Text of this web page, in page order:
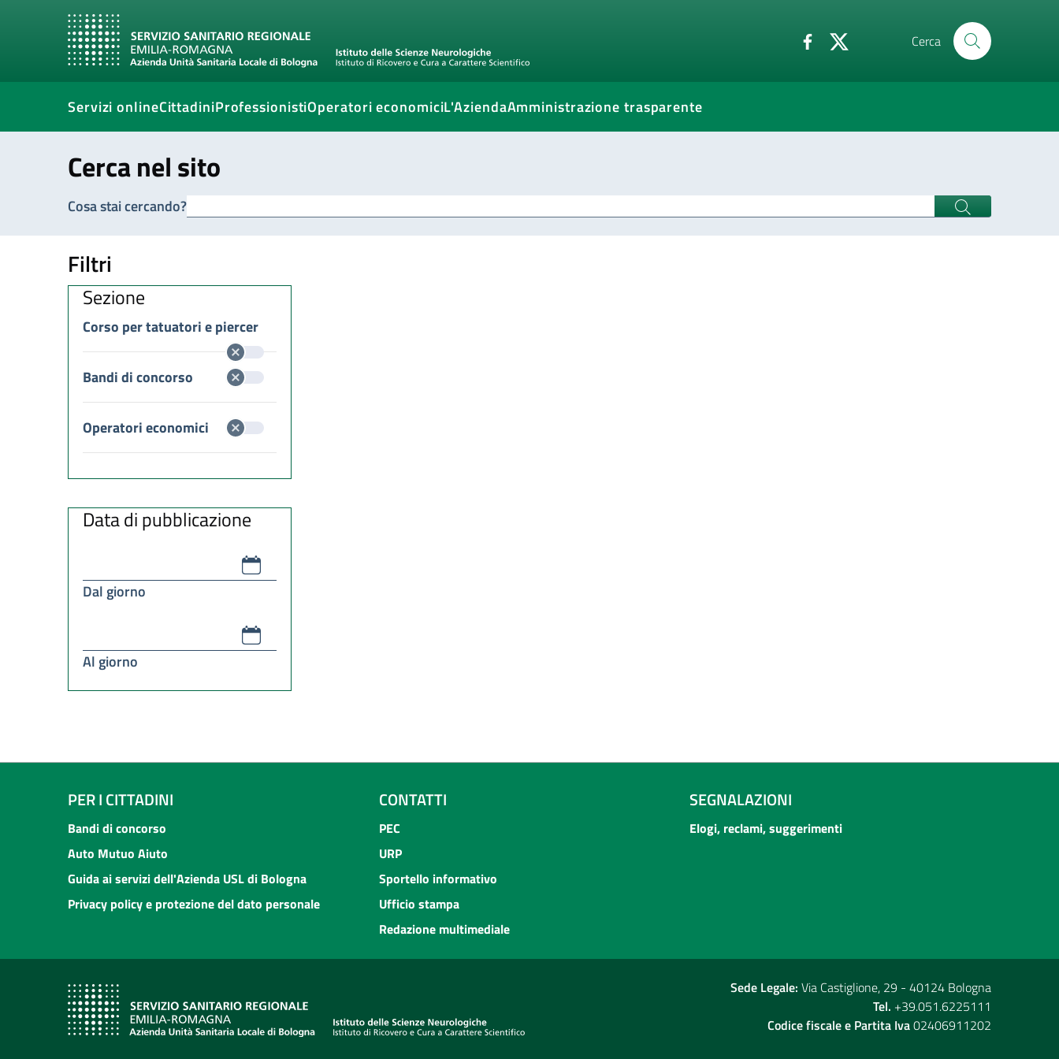
Cerca
Servizi onlineCittadiniProfessionistiOperatori economiciL'AziendaAmministrazione trasparente
Cerca nel sito
Cosa stai cercando?
Filtri
Sezione
Corso per tatuatori e piercer
Bandi di concorso
Operatori economici
Data di pubblicazione
Dal giorno
Al giorno
PER I CITTADINI
Bandi di concorso
Auto Mutuo Aiuto
Guida ai servizi dell'Azienda USL di Bologna
Privacy policy e protezione del dato personale
CONTATTI
PEC
URP
Sportello informativo
Ufficio stampa
Redazione multimediale
SEGNALAZIONI
Elogi, reclami, suggerimenti
Sede Legale: Via Castiglione, 29 - 40124 Bologna
Tel. +39.051.6225111
Codice fiscale e Partita Iva02406911202